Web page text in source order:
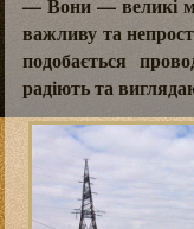
— Вони — великі
важливу та
подобається
радіють та